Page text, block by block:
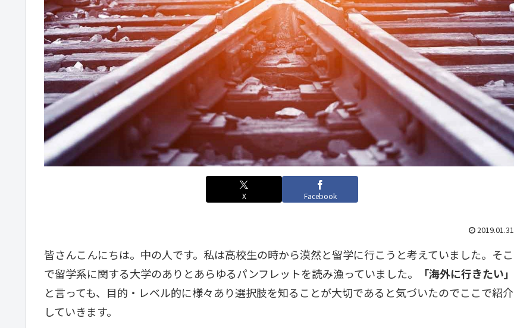
X Facebook
2019.01.31
皆さんこんにちは。中の人です。私は高校生の時から漠然と留学に行こうと考えていました。そこ
で留学系に関する大学のありとあらゆるパンフレットを読み漁っていました。
「海外に行きたい」
と言っても、目的・レベル的に様々あり選択肢を知ることが大切であると気づいたのでここで紹介
していきます。